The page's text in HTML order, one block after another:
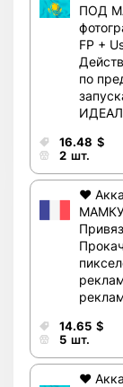
ПОД
FP +
по
16.48 $
2 шт.
❤️
МАМКУ
14.65 $
5 шт.
❤️